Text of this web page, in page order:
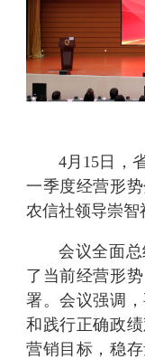
4月15日，
一季度经营形
农信社领导崇智
会议全面
了当前经营形
署。会议强调
和践行正确政
营销目标，稳